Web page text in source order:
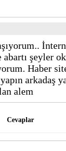
şeyler
Haber
arkadaş
alem
Cevaplar